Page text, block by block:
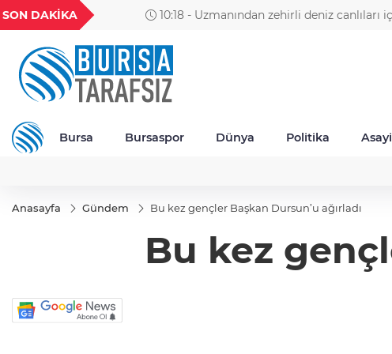
SON DAKİKA
10:18 - Uzmanından zehirli deniz canlıları için
18,2677
TND
16,3788
27,9743
VND
0,0018
Bursa Bursaspor Dünya Politika
Anasayfa Gündem Bu kez gençler Başkan Dursun’u ağırladı
Bu kez